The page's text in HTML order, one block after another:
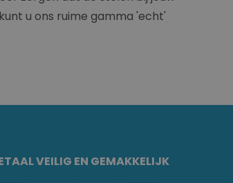
u ons ruime gamma 'echt'
VEILIG EN GEMAKKELIJK